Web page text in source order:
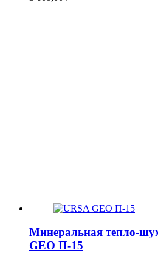
Минеральная тепло-
GEO П-15